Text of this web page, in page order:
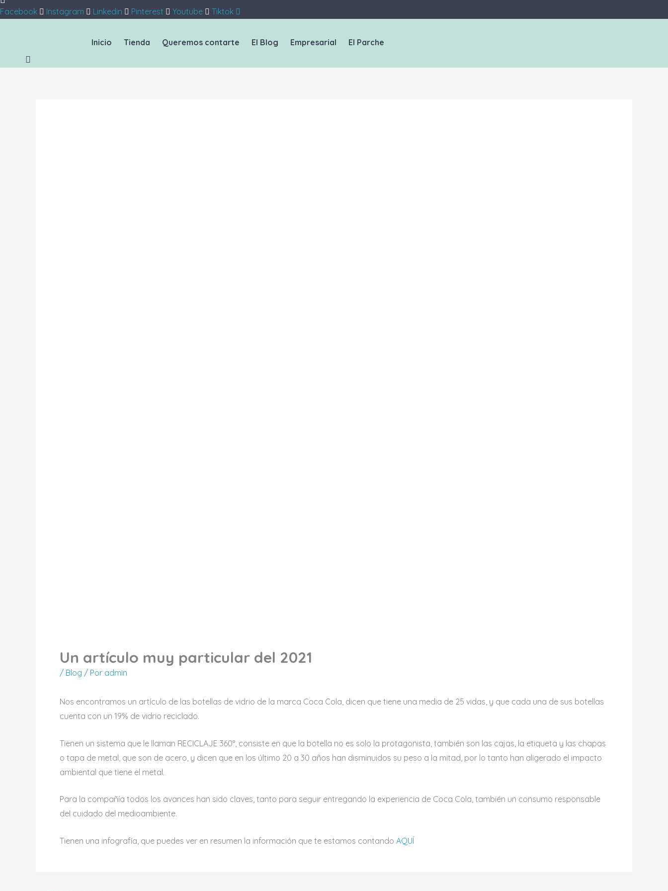
Facebook Instagram Linkedin Pinterest Youtube Tiktok
Inicio Tienda Queremos contarte El Blog Empresarial El Parche
Un artículo muy particular del 2021
/ Blog / Por admin
Nos encontramos un artículo de las botellas de vidrio de la marca Coca Cola, dicen que tiene una media de 25 vidas, y que cada una de sus botellas
cuenta con un 19% de vidrio reciclado.
Tienen un sistema que le llaman RECICLAJE 360°, consiste en que la botella no es solo la protagonista, también son las cajas, la etiqueta y las chapas
o tapa de metal, que son de acero, y dicen que en los último 20 a 30 años han disminuidos su peso a la mitad, por lo tanto han aligerado el impacto
ambiental que tiene el metal.
Para la compañía todos los avances han sido claves, tanto para seguir entregando la experiencia de Coca Cola, también un consumo responsable
del cuidado del medioambiente.
Tienen una infografía, que puedes ver en resumen la información que te estamos contando AQUÍ